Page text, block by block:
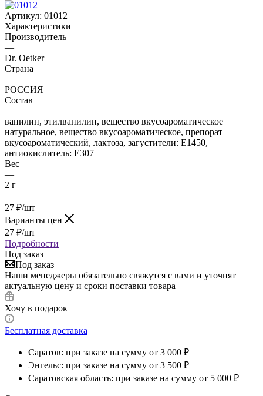
Артикул: 01012
Характеристики
Производитель
—
Dr. Oetker
Страна
—
РОССИЯ
Состав
—
ванилин, этилванилин, вещество вкусоароматическое
натуральное, вещество вкусоароматическое, препорат
вкусоароматический, лактоза, загустители: Е1450,
антиокислитель: Е307
Вес
—
2 г
27 ₽/шт
Варианты цен
27 ₽/шт
Подробности
Под заказ
Под заказ
Наши менеджеры обязательно свяжутся с вами и уточнят
актуальную цену и сроки поставки товара
Хочу в подарок
Бесплатная доставка
Саратов: при заказе на сумму от 3 000 ₽
Энгельс: при заказе на сумму от 3 500 ₽
Саратовская область: при заказе на сумму от 5 000 ₽